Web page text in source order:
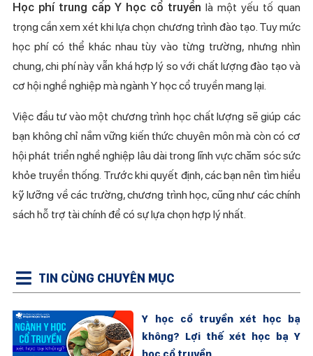
Học phí trung cấp Y học cổ truyền là một yếu tố quan
trọng cần xem xét khi lựa chọn chương trình đào tạo. Tuy mức
học phí có thể khác nhau tùy vào từng trường, nhưng nhìn
chung, chi phí này vẫn khá hợp lý so với chất lượng đào tạo và
cơ hội nghề nghiệp mà ngành Y học cổ truyền mang lại.
Việc đầu tư vào một chương trình học chất lượng sẽ giúp các
bạn không chỉ nắm vững kiến thức chuyên môn mà còn có cơ
hội phát triển nghề nghiệp lâu dài trong lĩnh vực chăm sóc sức
khỏe truyền thống. Trước khi quyết định, các bạn nên tìm hiểu
kỹ lưỡng về các trường, chương trình học, cũng như các chính
sách hỗ trợ tài chính để có sự lựa chọn hợp lý nhất.
TIN CÙNG CHUYÊN MỤC
Y học cổ truyền xét học bạ
không? Lợi thế xét học bạ Y